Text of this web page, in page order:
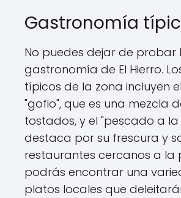
Gastronomía
No puedes dejar de probar
gastronomía de El Hierro.
típicos de la zona incluyen
"gofio", que es una mezcla
tostados, y el "pescado a la
destaca por su frescura y
restaurantes cercanos a la
podrás encontrar una
platos locales que